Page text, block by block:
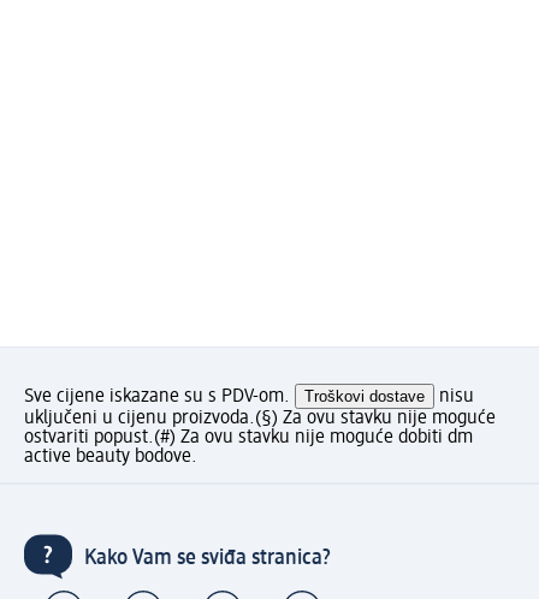
Sve cijene iskazane su s PDV-om. Troškovi dostave
nisu
uključeni u cijenu proizvoda.(§) Za ovu stavku nije moguće
ostvariti popust.(#) Za ovu stavku nije moguće dobiti dm
active beauty bodove.
Kako Vam se sviđa stranica?